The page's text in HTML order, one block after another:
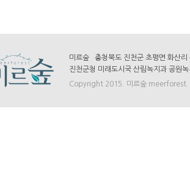
미르숲 충청북도 진천군 초평면 화
진천군청 미래도시국 산림녹지과 공
Copyright 2015. 미르숲